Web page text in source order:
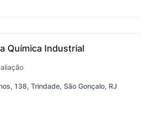
Química Industrial
138, Trindade, São Gonçalo, RJ